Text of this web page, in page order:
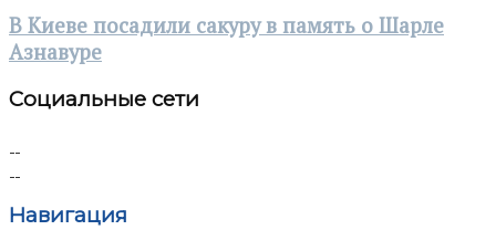
В Киеве посадили сакуру в память о Шарле
Азнавуре
Социальные сети
Навигация